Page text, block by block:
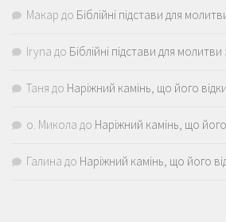
Макар до Біблійні підстави для
Iryna до Біблійні підстави для
Таня до Наріжний камінь, що його
о. Микола до Наріжний камінь, що його
Галина до Наріжний камінь, що його